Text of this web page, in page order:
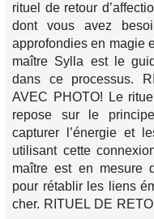
rituel de retour
dont vous avez
approfondies en magie
maître Sylla est le
dans ce processus.
AVEC PHOTO! Le
repose sur le
capturer l’énergie et
utilisant cette
maître est en mesure
pour rétablir les liens
cher. RITUEL DE